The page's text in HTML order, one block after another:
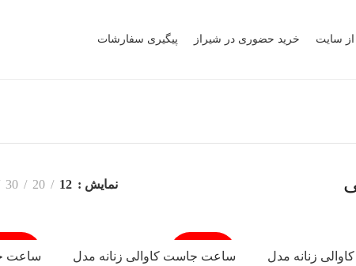
از سایت خرید حضوری در شیراز پیگیری سفارشات
نمایش 12
20
30
زنانه مدل
فروخته شد
ساعت جاست کاوالی زنانه مدل
ساعت